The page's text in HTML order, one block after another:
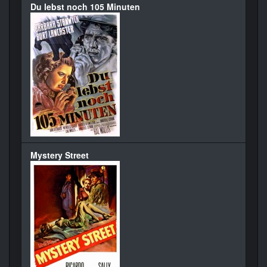
Du lebst noch 105 Minuten
Mystery Street